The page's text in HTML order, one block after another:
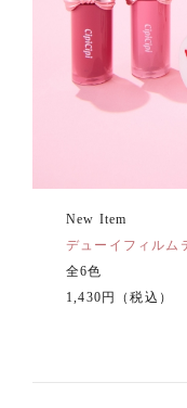
New Item
デューイフィルム
全6色
1,430円（税込）